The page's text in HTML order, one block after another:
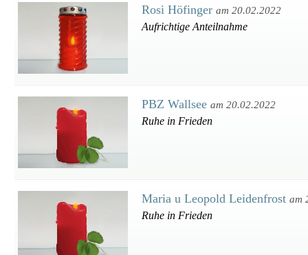
Rosi Höfinger am 20.02.2022
Aufrichtige Anteilnahme
PBZ Wallsee am 20.02.2022
Ruhe in Frieden
Maria u Leopold Leidenfrost am
Ruhe in Frieden